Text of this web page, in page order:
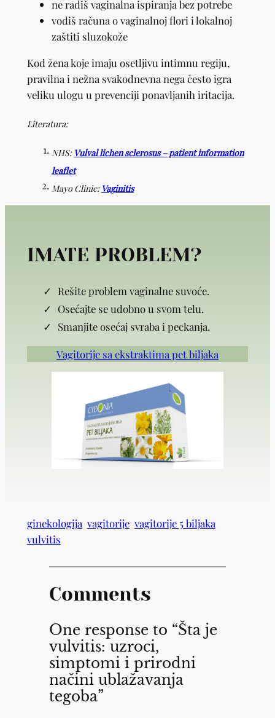
ne radiš vaginalna ispiranja bez potrebe
vodiš računa o vaginalnoj flori i lokalnoj
zaštiti sluzokože
Kod žena koje imaju osetljivu intimnu regiju,
pravilna i nežna svakodnevna nega često igra
veliku ulogu u prevenciji ponavljanih iritacija.
Literatura:
NHS: Vulval lichen sclerosus – patient information
leaflet
Mayo Clinic: Vaginitis
IMATE PROBLEM?
Rešite problem vaginalne suvoće.
Osećajte se udobno u svom telu.
Smanjite osećaj svraba i peckanja.
Vagitorije sa ekstraktima pet biljaka
ginekologija vagitorije vagitorije 5 biljaka
vulvitis
Comments
One response to “Šta je
vulvitis: uzroci,
simptomi i prirodni
načini ublažavanja
tegoba”